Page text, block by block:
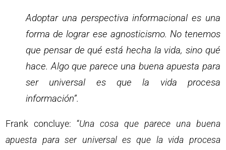
Adoptar una perspectiva informacional es una
forma de lograr ese agnosticismo. No tenemos
que pensar de qué está hecha la vida, sino qué
hace. Algo que parece una buena apuesta para
ser universal es que la vida procesa
información”.
Frank concluye: “Una cosa que parece una buena
apuesta para ser universal es que la vida procesa